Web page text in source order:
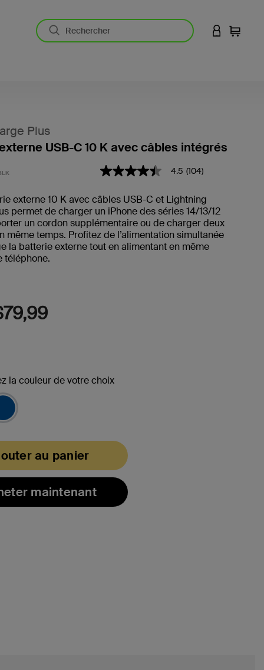
Panier
Plus
USB-C 10 K avec câbles intégrés
4,4 sur 5 (avis clients)
4.5
sur
5
,
valeur
de
note
moyenne.
4.5 (104)
externe 10 K avec câbles USB-C et Lightning
permet de charger un iPhone des séries 14/13/12
un cordon supplémentaire ou de charger deux
même temps. Profitez de l’alimentation simultanée
la batterie externe tout en alimentant en même
téléphone.
la couleur de votre choix
au panier
maintenant